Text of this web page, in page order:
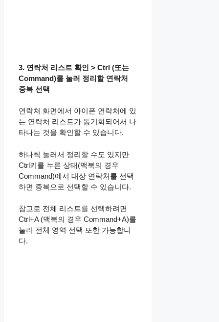
3. 연락처 리스트 확인 > Ctrl (또는
Command)를 눌러 정리할 연락처
중복 선택
연락처 화면에서 아이폰 연락처에 있
는 연락처 리스트가 동기화되어서 나
타나는 것을 확인할 수 있습니다.
하나씩 눌러서 정리할 수도 있지만
Ctrl키를 누른 상태(맥북의 경우
Command)에서 대상 연락처를 선택
하면 중복으로 선택할 수 있습니다.​
참고로 전체 리스트를 선택하려면
Ctrl+A (맥북의 경우 Command+A)를
눌러 전체 영역 선택 또한 가능합니
다.